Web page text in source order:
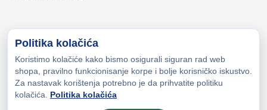
Copyright © 2026 Zeni-Lijek Apoteka. Sva prava zadržana
Politika kolačića
Koristimo kolačiće kako bismo osigurali siguran rad web
shopa, pravilno funkcionisanje korpe i bolje korisničko iskustvo.
Za nastavak korištenja potrebno je da prihvatite politiku
kolačića. Politika kolačića